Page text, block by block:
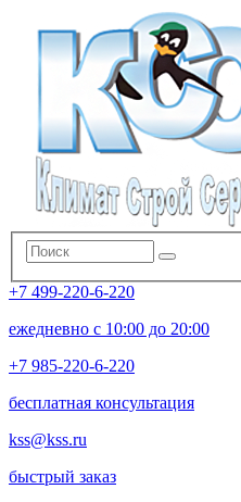
+7 499-220-6-220
ежедневно с 10:00 до 20:00
+7 985-220-6-220
бесплатная консультация
kss@kss.ru
быстрый заказ